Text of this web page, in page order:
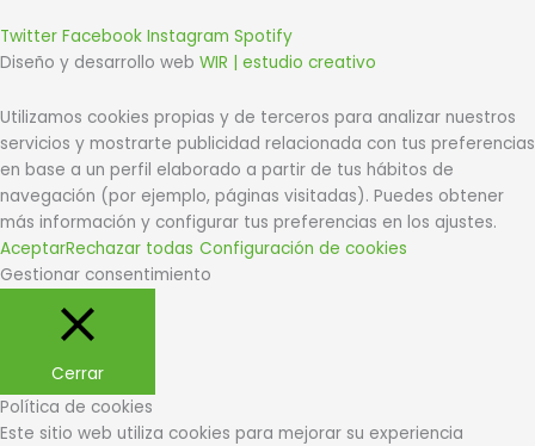
Twitter Facebook Instagram Spotify
Diseño y desarrollo web WIR | estudio creativo
Utilizamos cookies propias y de terceros para analizar nuestros
servicios y mostrarte publicidad relacionada con tus preferencias
en base a un perfil elaborado a partir de tus hábitos de
navegación (por ejemplo, páginas visitadas). Puedes obtener
más información y configurar tus preferencias en los ajustes.
AceptarRechazar todas Configuración de cookies
Gestionar consentimiento
Cerrar
Política de cookies
Este sitio web utiliza cookies para mejorar su experiencia